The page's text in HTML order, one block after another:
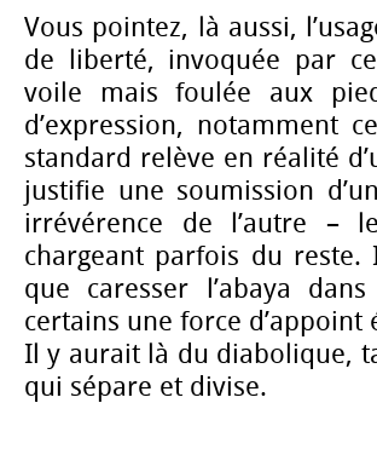
Vous pointez, là aussi,
de liberté, invoquée par
voile mais foulée aux
d’expression, notamment
standard relève en réalité
justifie une soumission
irrévérence de l’autre –
chargeant parfois du
que caresser l’abaya
certains une force
Il y aurait là du diabolique,
qui sépare et divise.